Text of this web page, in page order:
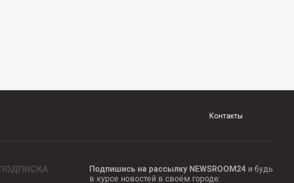
Контакты
ПОДПИСКА Подпишись на рассылку NEWSROOM24и будь
в курсе новостей в своём городе: